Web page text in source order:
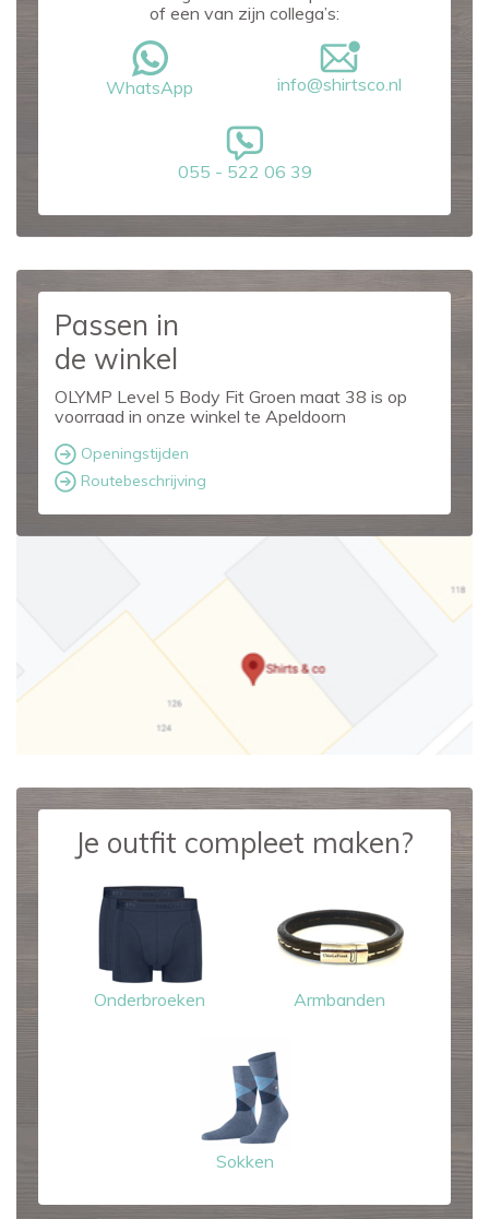
of een van zijn collega’s:
WhatsApp info@shirtsco.nl
055 - 522 06 39
Passen in
de winkel
OLYMP Level 5 Body Fit Groen maat 38 is op
voorraad in onze winkel te Apeldoorn
Openingstijden
Routebeschrijving
Je outfit compleet maken?
Onderbroeken Armbanden
Sokken